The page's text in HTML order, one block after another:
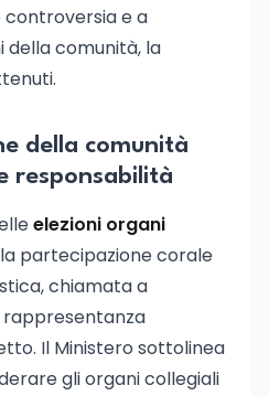
controversia e a
della comunità, la
della comunità
responsabilità
elezioni organi
partecipazione corale
chiamata a
Il Ministero sottolinea
gli organi collegiali